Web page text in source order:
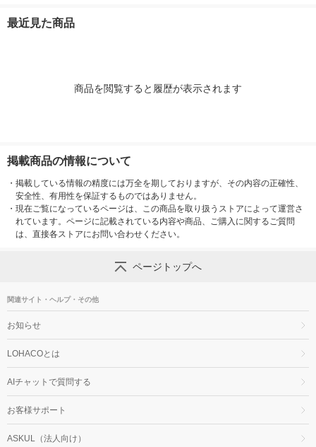
最近見た商品
商品を閲覧すると履歴が表示されます
掲載商品の情報について
・ 掲載している情報の精度には万全を期しておりますが、その内容の正確性、
安全性、有用性を保証するものではありません。
・ 現在ご覧になっているページは、この商品を取り扱うストアによって運営さ
れています。ページに記載されている内容や商品、ご購入に関するご質問
は、直接各ストアにお問い合わせください。
ページトップへ
関連サイト・ヘルプ・その他
お知らせ
LOHACOとは
AIチャットで質問する
お客様サポート
ASKUL（法人向け）